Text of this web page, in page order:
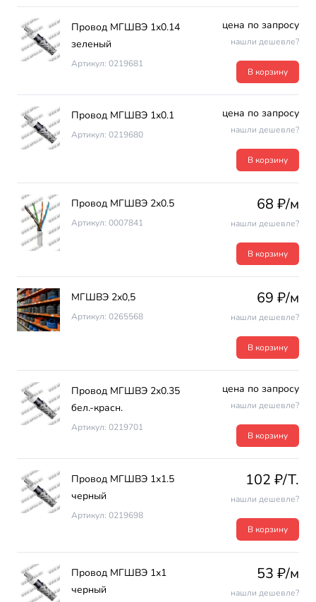
Провод МГШВЭ 1х0.14
зеленый
Артикул: 0219681
цена по запросу
нашли дешевле?
В корзину
Провод МГШВЭ 1х0.1
Артикул: 0219680
цена по запросу
нашли дешевле?
В корзину
Провод МГШВЭ 2х0.5
Артикул: 0007841
68 ₽/м
нашли дешевле?
В корзину
МГШВЭ 2х0,5
Артикул: 0265568
69 ₽/м
нашли дешевле?
В корзину
Провод МГШВЭ 2х0.35
бел.-красн.
Артикул: 0219701
цена по запросу
нашли дешевле?
В корзину
Провод МГШВЭ 1х1.5
черный
Артикул: 0219698
102 ₽/T.
нашли дешевле?
В корзину
Провод МГШВЭ 1х1
черный
53 ₽/м
нашли дешевле?